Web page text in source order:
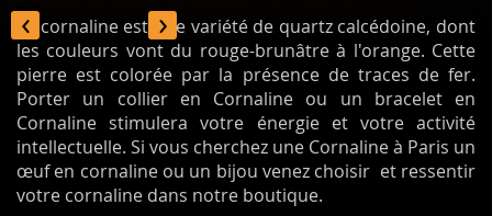
‹ ›
La cornaline est une variété de quartz calcédoine, dont
les couleurs vont du rouge-brunâtre à l'orange. Cette
pierre est colorée par la présence de traces de fer.
Porter un collier en Cornaline ou un bracelet en
Cornaline stimulera votre énergie et votre activité
intellectuelle. Si vous cherchez une Cornaline à Paris un
œuf en cornaline ou un bijou venez choisir et ressentir
votre cornaline dans notre boutique.